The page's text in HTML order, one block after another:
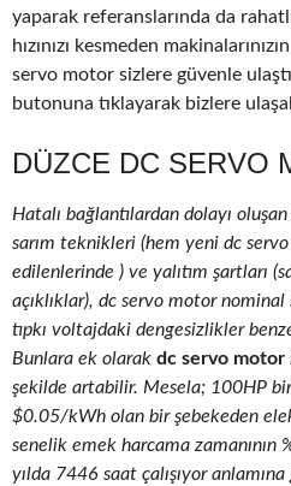
yaparak referanslarında da
hızınızı kesmeden
servo motor sizlere güvenle
butonuna tıklayarak bizlere
DÜZCE DC SERVO
Hatalı bağlantılardan dolayı
sarım teknikleri (hem yeni dc
edilenlerinde ) ve yalıtım şartları
açıklıklar), dc servo motor nominal
tıpkı voltajdaki dengesizlikler
Bunlara ek olarak dc servo motor
şekilde artabilir. Mesela; 100HP bir
$0.05/kWh olan bir şebekeden
senelik emek harcama zamanının
yılda 7446 saat çalışıyor